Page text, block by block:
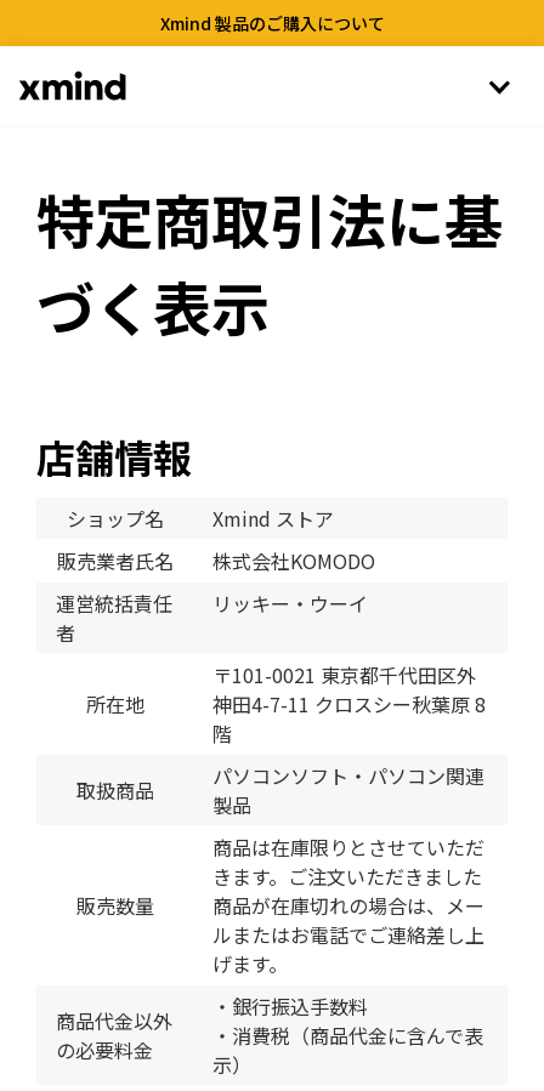
Xmind 製品のご購入について
特定商取引法に基
づく表示
店舗情報
ショップ名
Xmind ストア
販売業者氏名
株式会社KOMODO
運営統括責任
者
リッキー・ウーイ
所在地
〒101-0021 東京都千代田区外
神田4-7-11 クロスシー秋葉原 8
階
取扱商品
パソコンソフト・パソコン関連
製品
販売数量
商品は在庫限りとさせていただ
きます。ご注文いただきました
商品が在庫切れの場合は、メー
ルまたはお電話でご連絡差し上
げます。
商品代金以外
の必要料金
・銀行振込手数料
・消費税（商品代金に含んで表
示）